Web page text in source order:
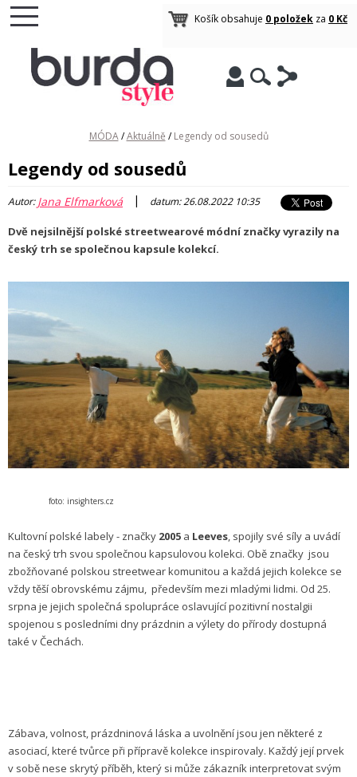
Košík obsahuje 0 položek za 0 Kč
MÓDA / Aktuálně / Legendy od sousedů
Legendy od sousedů
Autor:Jana Elfmarková | datum: 26.08.2022 10:35
Dvě nejsilnější polské streetwearové módní značky vyrazily na
český trh se společnou kapsule kolekcí.
foto: insighters.cz
Kultovní polské labely - značky 2005 a Leeves, spojily své síly a uvádí
na český trh svou společnou kapsulovou kolekci. Obě značky jsou
zbožňované polskou streetwear komunitou a každá jejich kolekce se
vždy těší obrovskému zájmu, především mezi mladými lidmi. Od 25.
srpna je jejich společná spolupráce oslavující pozitivní nostalgii
spojenou s posledními dny prázdnin a výlety do přírody dostupná
také v Čechách.
Zábava, volnost, prázdninová láska a uvolnění jsou jen některé z
asociací, které tvůrce při přípravě kolekce inspirovaly. Každý její prvek
v sobě nese skrytý příběh, který si může zákazník interpretovat svým